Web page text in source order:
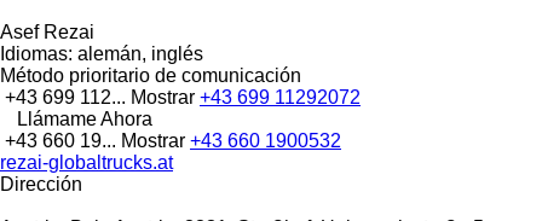
Asef Rezai
Idiomas: alemán, inglés
Método prioritario de comunicación
+43 699 112... Mostrar +43 699 11292072
Llámame Ahora
+43 660 19... Mostrar +43 660 1900532
rezai-globaltrucks.at
Dirección